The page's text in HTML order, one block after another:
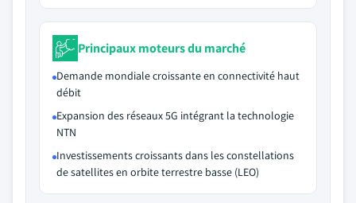
Principaux moteurs du marché
Demande mondiale croissante en connectivité haut
débit
Expansion des réseaux 5G intégrant la technologie
NTN
Investissements croissants dans les constellations
de satellites en orbite terrestre basse (LEO)